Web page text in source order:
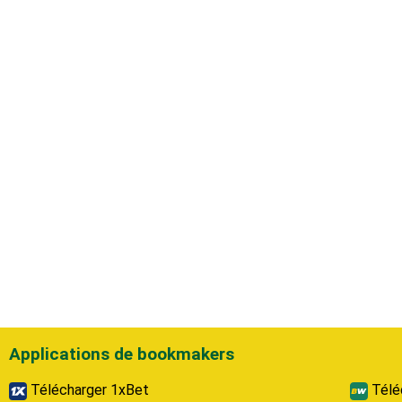
Applications de bookmakers
Télécharger 1xBet